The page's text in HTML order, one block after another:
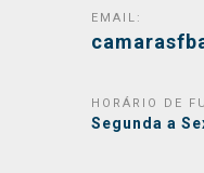
EMAIL:
HORÁRIO DE
Segunda a